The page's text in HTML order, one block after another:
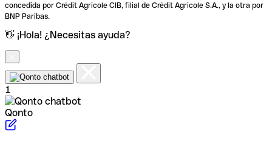
concedida por Crédit Agricole CIB, filial de Crédit Agricole S.A., y la otra por
BNP Paribas.
👋 ¡Hola! ¿Necesitas ayuda?
1
Qonto